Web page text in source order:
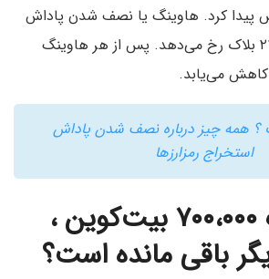
پیدا کرد. هاوینگ یا نصف شدن پاداش
پس از استخراج ۲۱۰،۰۰۰ بلاک رخ می‌دهد. پس از هر هاوینگ
همه چیز درباره نصف شدن پاداش
استخراج رمزارزها
،
باقی مانده است؟